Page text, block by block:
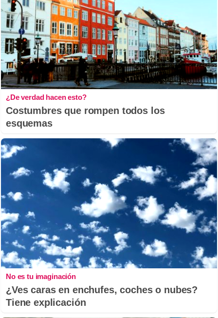
¿De verdad hacen esto?
Costumbres que rompen todos los
esquemas
No es tu imaginación
¿Ves caras en enchufes, coches o nubes?
Tiene explicación